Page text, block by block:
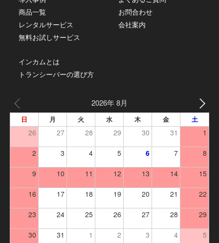
商品一覧
レンタルサービス
無料お試しサービス
お問合わせ
会社案内
インカムとは
トランシーバーの選び方
2026年 8月
日 月 火 水 木 金 土
26 27 28 29 30 31 1
2 3 4 5 6 7 8
9 10 11 12 13 14 15
16 17 18 19 20 21 22
23 24 25 26 27 28 29
30 31 1 2 3 4 5